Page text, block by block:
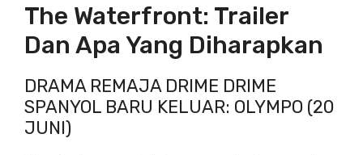
The Waterfront: Trailer
Dan Apa Yang Diharapkan
DRAMA REMAJA DRIME DRIME
SPANYOL BARU KELUAR: OLYMPO (20
JUNI)